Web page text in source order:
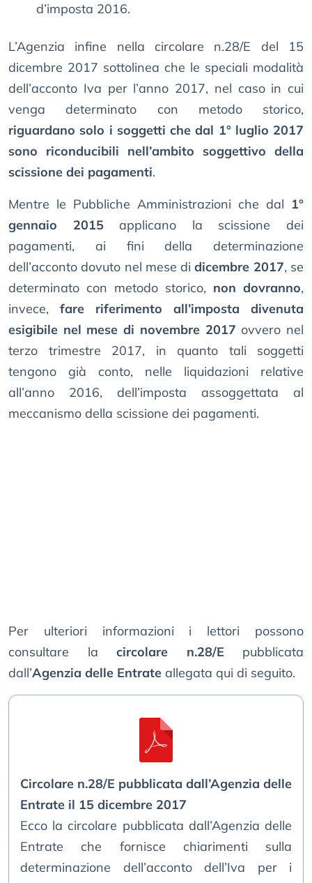
d’imposta 2016.
L’Agenzia infine nella circolare n.28/E del 15
dicembre 2017 sottolinea che le speciali modalità
dell’acconto Iva per l’anno 2017, nel caso in cui
venga determinato con metodo storico,
riguardano solo i soggetti che dal 1° luglio 2017
sono riconducibili nell’ambito soggettivo della
scissione dei pagamenti.
Mentre le Pubbliche Amministrazioni che dal 1°
gennaio 2015 applicano la scissione dei
pagamenti, ai fini della determinazione
dell’acconto dovuto nel mese didicembre 2017, se
determinato con metodo storico, non dovranno,
invece, fare riferimento all’imposta divenuta
esigibile nel mese di novembre 2017 ovvero nel
terzo trimestre 2017, in quanto tali soggetti
tengono già conto, nelle liquidazioni relative
all’anno 2016, dell’imposta assoggettata al
meccanismo della scissione dei pagamenti.
Per ulteriori informazioni i lettori possono
consultare la circolare n.28/E pubblicata
dall’Agenzia delle Entrate allegata qui di seguito.
Circolare n.28/E pubblicata dall’Agenzia delle
Entrate il 15 dicembre 2017
Ecco la circolare pubblicata dall’Agenzia delle
Entrate che fornisce chiarimenti sulla
determinazione dell’acconto dell’Iva per i